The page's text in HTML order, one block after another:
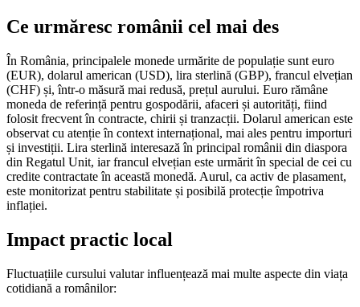
Ce urmăresc românii cel mai des
În România, principalele monede urmărite de populație sunt euro
(EUR), dolarul american (USD), lira sterlină (GBP), francul elvețian
(CHF) și, într-o măsură mai redusă, prețul aurului. Euro rămâne
moneda de referință pentru gospodării, afaceri și autorități, fiind
folosit frecvent în contracte, chirii și tranzacții. Dolarul american este
observat cu atenție în context internațional, mai ales pentru importuri
și investiții. Lira sterlină interesază în principal românii din diaspora
din Regatul Unit, iar francul elvețian este urmărit în special de cei cu
credite contractate în această monedă. Aurul, ca activ de plasament,
este monitorizat pentru stabilitate și posibilă protecție împotriva
inflației.
Impact practic local
Fluctuațiile cursului valutar influențează mai multe aspecte din viața
cotidiană a românilor: